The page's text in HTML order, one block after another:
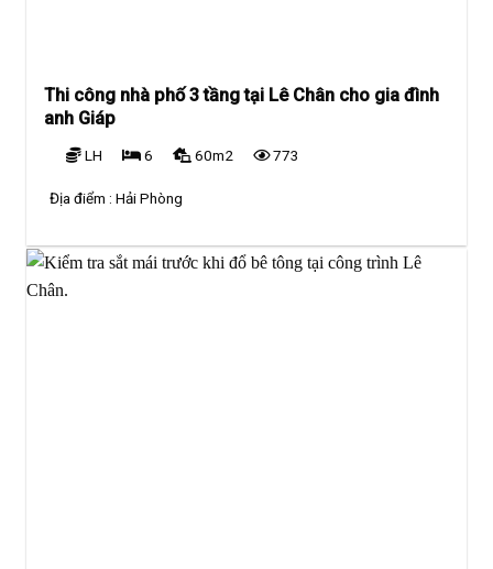
Thi công nhà phố 3 tầng tại Lê Chân cho gia đình
anh Giáp
LH 6 60m2 773
Địa điểm :Hải Phòng